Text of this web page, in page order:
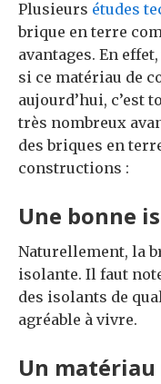
Plusieurs études
brique en terre
avantages. En
si ce matériau de
aujourd’hui, c’est
très nombreux
des briques en
constructions :
Une bonne
Naturellement, la
isolante. Il faut
des isolants de
agréable à vivre.
Un